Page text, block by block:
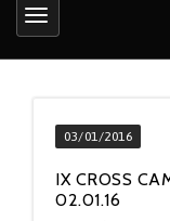
03/01/2016
IX CROSS
02.01.16